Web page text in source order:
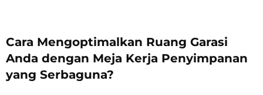
Cara Mengoptimalkan Ruang Garasi
Anda dengan Meja Kerja Penyimpanan
yang Serbaguna?